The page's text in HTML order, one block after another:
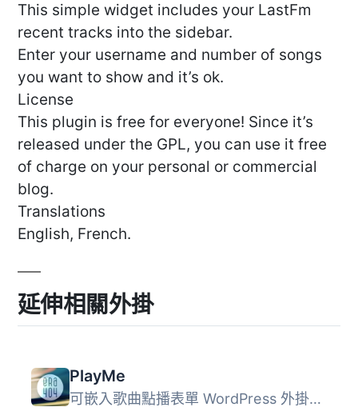
This simple widget includes your LastFm
recent tracks into the sidebar.
Enter your username and number of songs
you want to show and it’s ok.
License
This plugin is free for everyone! Since it’s
released under the GPL, you can use it free
of charge on your personal or commercial
blog.
Translations
English, French.
延伸相關外掛
PlayMe
可嵌入歌曲點播表單 WordPress 外掛，專為廣播電台設計 適用...